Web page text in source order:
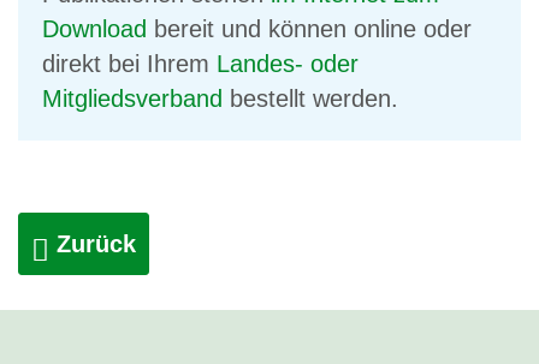
Download bereit und können online oder
direkt bei Ihrem Landes- oder
Mitgliedsverband bestellt werden.
Zurück